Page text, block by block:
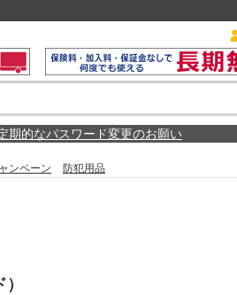
期的なパスワード変更のお願い
ンペーン 防犯用品